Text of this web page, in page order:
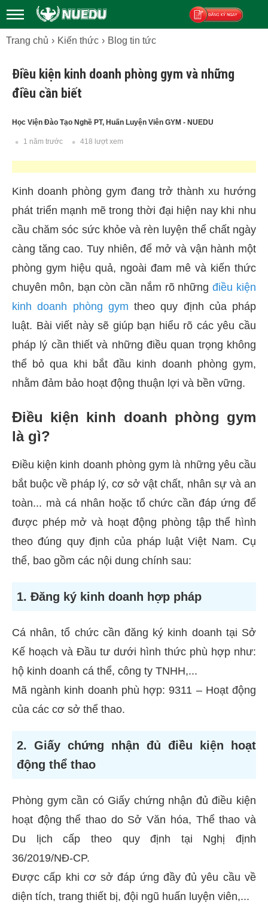
Trang chủ Kiến thức Blog tin tức
Điều kiện kinh doanh phòng gym và những
điều cần biết
Học Viện Đào Tạo Nghề PT, Huấn Luyện Viên GYM - NUEDU
1 năm trước 418 lượt xem
Kinh doanh phòng gym đang trở thành xu hướng
phát triển mạnh mẽ trong thời đại hiện nay khi nhu
cầu chăm sóc sức khỏe và rèn luyện thể chất ngày
càng tăng cao. Tuy nhiên, để mở và vận hành một
phòng gym hiệu quả, ngoài đam mê và kiến thức
chuyên môn, bạn còn cần nắm rõ nhữngđiều kiện
kinh doanh phòng gym theo quy định của pháp
luật. Bài viết này sẽ giúp bạn hiểu rõ các yêu cầu
pháp lý cần thiết và những điều quan trọng không
thể bỏ qua khi bắt đầu kinh doanh phòng gym,
nhằm đảm bảo hoạt động thuận lợi và bền vững.
Điều kiện kinh doanh phòng gym
là gì?
Điều kiện kinh doanh phòng gym là những yêu cầu
bắt buộc về pháp lý, cơ sở vật chất, nhân sự và an
toàn... mà cá nhân hoặc tổ chức cần đáp ứng để
được phép mở và hoạt động phòng tập thể hình
theo đúng quy định của pháp luật Việt Nam. Cụ
thể, bao gồm các nội dung chính sau:
1. Đăng ký kinh doanh hợp pháp
Cá nhân, tổ chức cần đăng ký kinh doanh tại Sở
Kế hoạch và Đầu tư dưới hình thức phù hợp như:
hộ kinh doanh cá thể, công ty TNHH,...
Mã ngành kinh doanh phù hợp: 9311 – Hoạt động
của các cơ sở thể thao.
2. Giấy chứng nhận đủ điều kiện hoạt
động thể thao
Phòng gym cần có Giấy chứng nhận đủ điều kiện
hoạt động thể thao do Sở Văn hóa, Thể thao và
Du lịch cấp theo quy định tại Nghị định
36/2019/NĐ-CP.
Được cấp khi cơ sở đáp ứng đầy đủ yêu cầu về
diện tích, trang thiết bị, đội ngũ huấn luyện viên,...